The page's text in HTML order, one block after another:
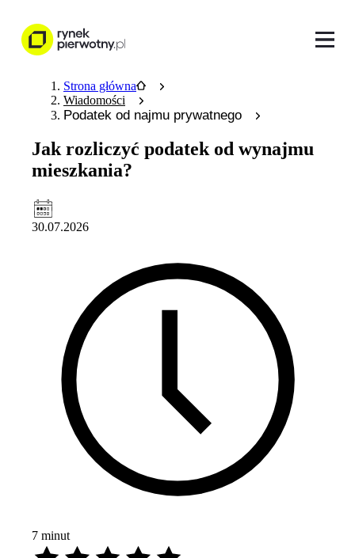
Strona główna
Wiadomości
Podatek od najmu prywatnego
Jak rozliczyć podatek od wynajmu
mieszkania?
30.07.2026
7 minut